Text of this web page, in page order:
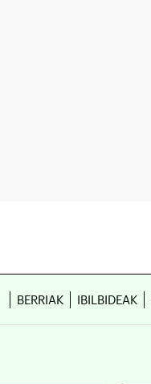
BERRIAK IBILBIDEAK